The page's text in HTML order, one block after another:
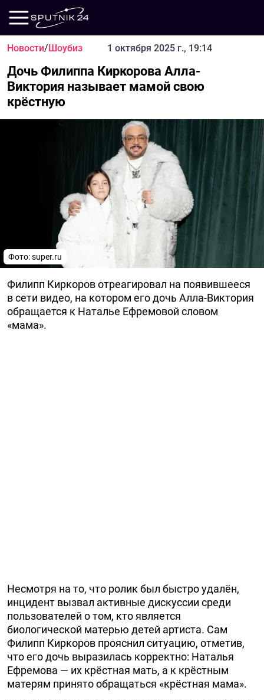
Новости/Шоубиз 1 октября 2025 г., 19:14
Дочь Филиппа Киркорова Алла-
Виктория называет мамой свою
крёстную
Фото: super.ru
Филипп Киркоров отреагировал на появившееся
в сети видео, на котором его дочь Алла-Виктория
обращается к Наталье Ефремовой словом
«мама».
Несмотря на то, что ролик был быстро удалён,
инцидент вызвал активные дискуссии среди
пользователей о том, кто является
биологической матерью детей артиста. Сам
Филипп Киркоров прояснил ситуацию, отметив,
что его дочь выразилась корректно: Наталья
Ефремова — их крёстная мать, а к крёстным
матерям принято обращаться «крёстная мама».